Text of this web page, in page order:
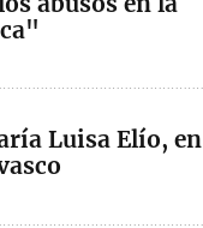
Luisa Elío, en